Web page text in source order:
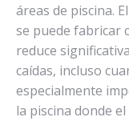
áreas de piscina. El
se puede fabricar
reduce
caídas, incluso
especialmente
la piscina donde